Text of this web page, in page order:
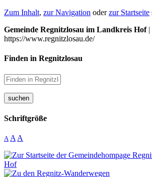
Zum Inhalt, zur Navigation oderzur Startseite
Gemeinde Regnitzlosau im Landkreis Hof|
https://www.regnitzlosau.de/
Finden in Regnitzlosau
suchen
Schriftgröße
A A A